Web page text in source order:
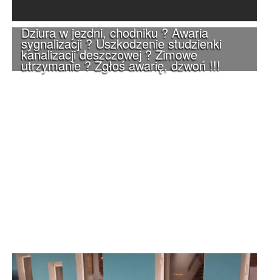
Dziura w jezdni, chodniku ? Awaria
sygnalizacji ? Uszkodzenie studzienki
kanalizacji deszczowej ? Zimowe
utrzymanie ? Zgłoś awarię, dzwoń !!!